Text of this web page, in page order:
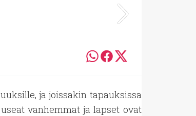
ja joissakin tapauksissa
vanhemmat ja lapset ovat